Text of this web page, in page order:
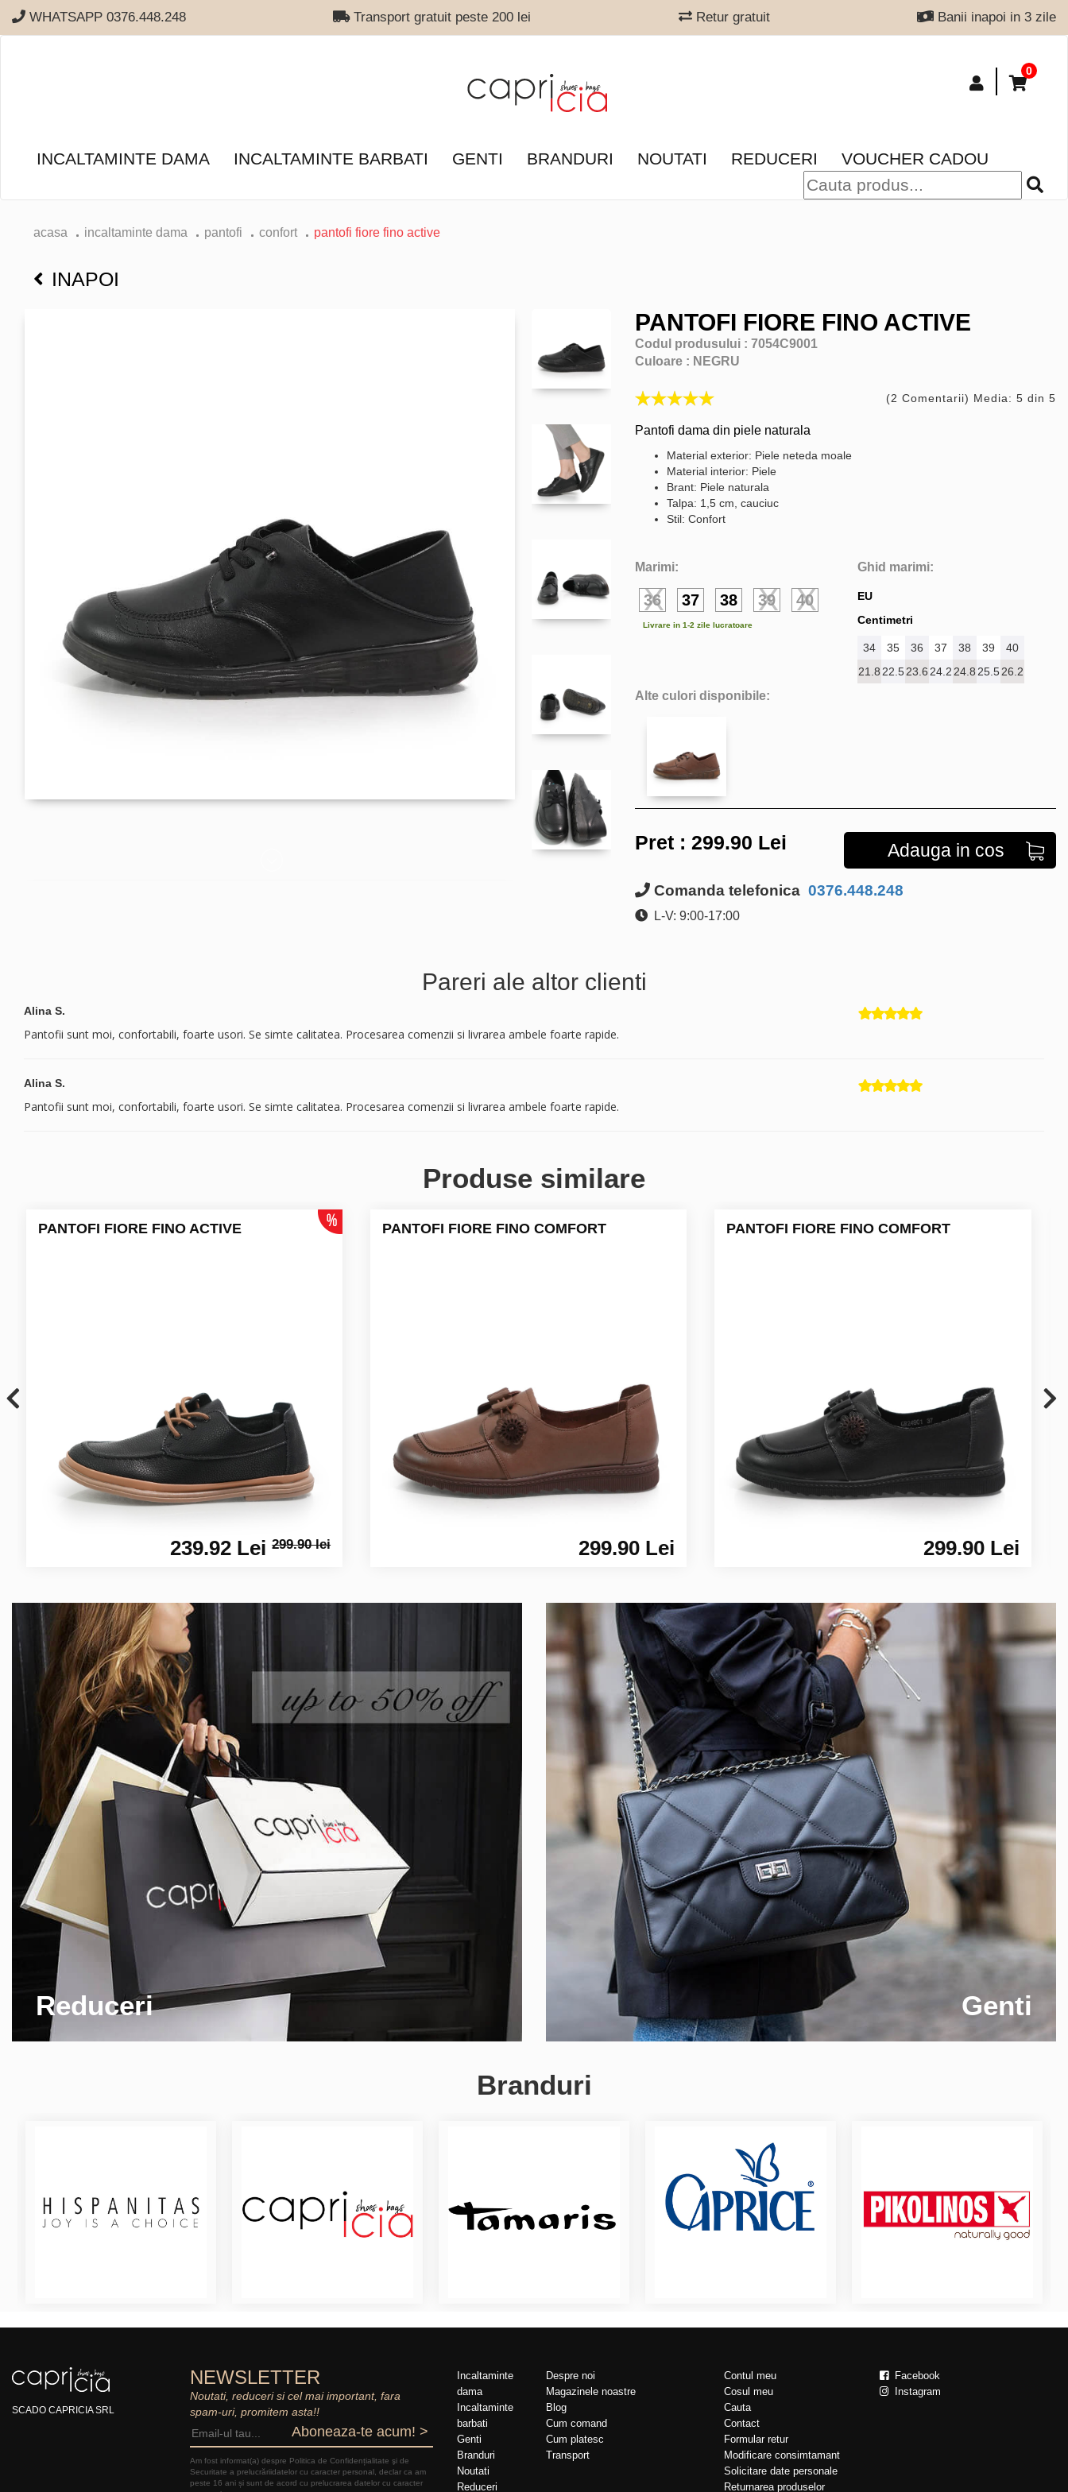
WHATSAPP 0376.448.248 Transport gratuit peste 200 lei Retur gratuit Banii inapoi in 3 zile
0
INCALTAMINTE DAMA INCALTAMINTE BARBATI GENTI BRANDURI NOUTATI REDUCERI VOUCHER CADOU
acasa incaltaminte dama pantofi confort pantofi fiore fino active
INAPOI
PANTOFI FIORE FINO ACTIVE
Codul produsului : 7054C9001
Culoare : NEGRU
(2 Comentarii) Media: 5 din 5
Pantofi dama din piele naturala
Material exterior: Piele neteda moale
Material interior: Piele
Brant: Piele naturala
Talpa: 1,5 cm, cauciuc
Stil: Confort
Marimi:
36 37 38 39 40
Livrare in 1-2 zile lucratoare
Ghid marimi:
EU
Centimetri
34 35 36 37 38 39
40
21.8 22.523.6 24.2 24.8 25.526.2
Alte culori disponibile:
Pret : 299.90 Lei Adauga in cos
Comanda telefonica 0376.448.248
L-V: 9:00-17:00
Pareri ale altor clienti
Alina S.
Pantofii sunt moi, confortabili, foarte usori. Se simte calitatea. Procesarea comenzii si livrarea ambele foarte rapide.
Alina S.
Pantofii sunt moi, confortabili, foarte usori. Se simte calitatea. Procesarea comenzii si livrarea ambele foarte rapide.
Produse similare
PANTOFI FIORE FINO ACTIVE
239.92 Lei299.90 lei
PANTOFI FIORE FINO COMFORT
299.90 Lei
PANTOFI FIORE FINO COMFORT
299.90 Lei
Reduceri Genti
Branduri
SCADO CAPRICIA SRL
NEWSLETTER
Noutati, reduceri si cel mai important, fara
spam-uri, promitem asta!!
Aboneaza-te acum! >
Am fost informat(a) despre Politica de Confidențialitate şi de
Securitate a prelucrăriidatelor cu caracter personal, declar ca am
peste 16 ani și sunt de acord cu prelucrarea datelor cu caracter
Incaltaminte
dama
Incaltaminte
barbati
Genti
Branduri
Noutati
Reduceri
Despre noi
Magazinele noastre
Blog
Cum comand
Cum platesc
Transport
Contul meu
Cosul meu
Cauta
Contact
Formular retur
Modificare consimtamant
Solicitare date personale
Returnarea produselor
Facebook
Instagram